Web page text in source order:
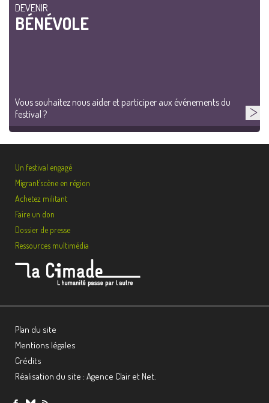
DEVENIR
BÉNÉVOLE
Vous souhaitez nous aider et participer aux événements du
festival ?
Un festival engagé
Migrant’scène en région
Achetez militant
Faire un don
Dossier de presse
Ressources multimédia
Plan du site
Mentions légales
Crédits
Réalisation du site : Agence Clair et Net.